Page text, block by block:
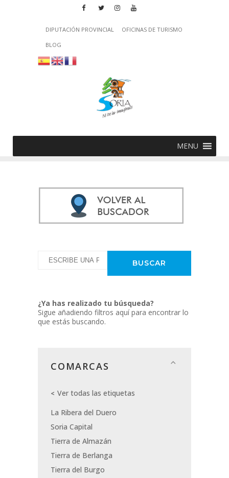
DIPUTACIÓN PROVINCIAL
OFICINAS DE TURISMO
BLOG
MENU
¿Ya has realizado tu búsqueda?
Sigue añadiendo filtros aquí para encontrar lo
que estás buscando.
COMARCAS
Ver todas las etiquetas
La Ribera del Duero
Soria Capital
Tierra de Almazán
Tierra de Berlanga
Tierra del Burgo